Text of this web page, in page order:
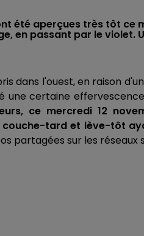
été aperçues très tôt ce
en passant par le violet.
dans l'ouest, en raison
certaine
ce mercredi 12
tard et lève-tôt
partagées sur les réseaux